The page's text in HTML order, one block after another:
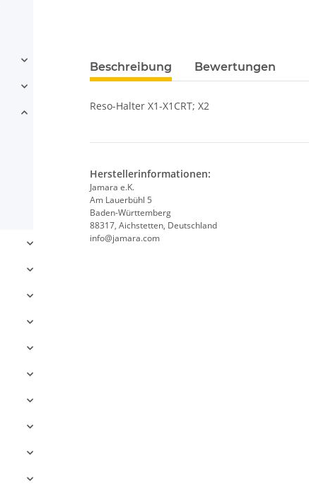
Beschreibung Bewertungen
Reso-Halter X1-X1CRT; X2
Herstellerinformationen:
Jamara e.K.
Am Lauerbühl 5
Baden-Württemberg
88317, Aichstetten, Deutschland
info@jamara.com